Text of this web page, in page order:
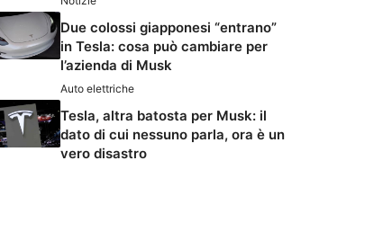
Due colossi giapponesi “entrano”
in Tesla: cosa può cambiare per
l’azienda di Musk
Auto elettriche
Tesla, altra batosta per Musk: il
dato di cui nessuno parla, ora è un
vero disastro